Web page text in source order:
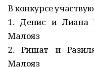
В конкурсе
1. Денис и Лиана
Малояз
2. Ришат и
Малояз